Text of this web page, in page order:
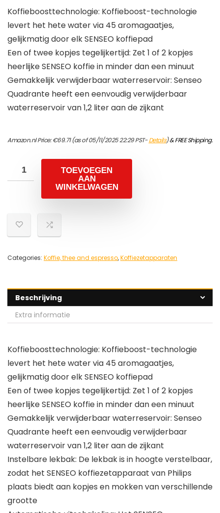
Koffieboosttechnologie: Koffieboost-technologie
levert het hete water via 45 aromagaatjes,
gelijkmatig door elk SENSEO koffiepad
Een of twee kopjes tegelijkertijd: Zet 1 of 2 kopjes
heerlijke SENSEO koffie in minder dan een minuut
Gemakkelijk verwijderbaar waterreservoir: Senseo
Quadrante heeft een eenvoudig verwijderbaar
waterreservoir van 1,2 liter aan de zijkant
Amazon.nl Price:€69.71(as of 05/11/2025 22:29 PST-Details)&FREE Shipping.
TOEVOEGEN
AAN
WINKELWAGEN
Categories: Koffie, thee and espresso,Koffiezetapparaten
Beschrijving
Extra informatie
Koffieboosttechnologie: Koffieboost-technologie
levert het hete water via 45 aromagaatjes,
gelijkmatig door elk SENSEO koffiepad
Een of twee kopjes tegelijkertijd: Zet 1 of 2 kopjes
heerlijke SENSEO koffie in minder dan een minuut
Gemakkelijk verwijderbaar waterreservoir: Senseo
Quadrante heeft een eenvoudig verwijderbaar
waterreservoir van 1,2 liter aan de zijkant
Instelbare lekbak: De lekbak is in hoogte verstelbaar,
zodat het SENSEO koffiezetapparaat van Philips
plaats biedt aan kopjes en mokken van verschillende
grootte